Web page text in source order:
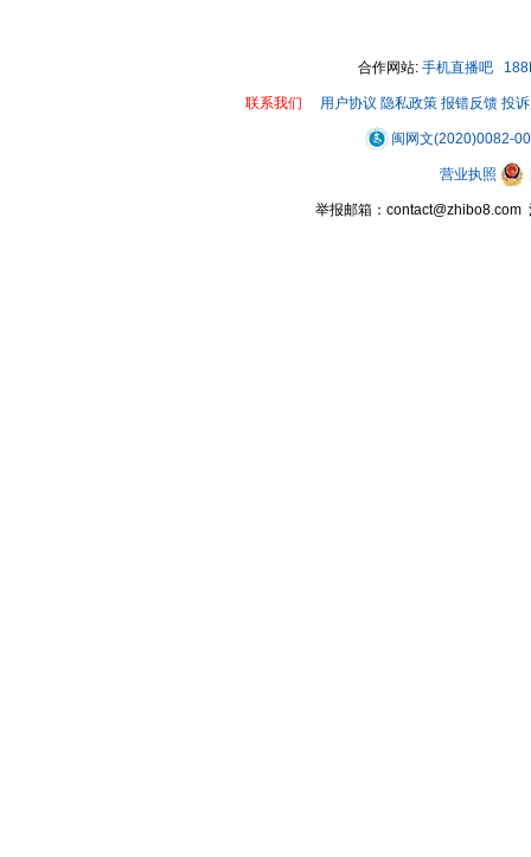
合作网站: 手机直播吧
联系我们 用户协议 隐私政策 报错反馈 投
闽网文(2020)0082-
营业执照
举报邮箱：